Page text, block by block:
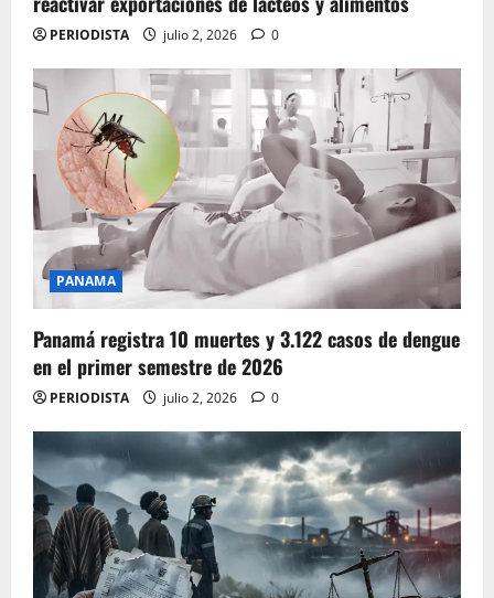
PERIODISTA julio 2, 2026 0
PANAMA
Panamá registra 10 muertes y 3.122 casos de dengue
en el primer semestre de 2026
PERIODISTA julio 2, 2026 0